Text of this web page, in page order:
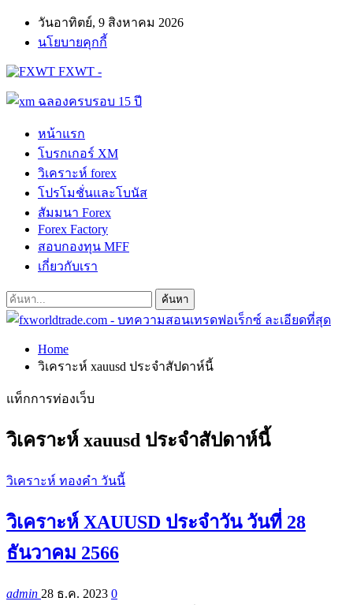
วันอาทิตย์, 9 สิงหาคม 2026
นโยบายคุกกี้
FXWT -
หน้าแรก
โบรกเกอร์ XM
วิเคราะห์ forex
โปรโมชั่นและโบนัส
สัมมนา Forex
Forex Factory
สอบกองทุน MFF
เกี่ยวกับเรา
Home
วิเคราะห์ xauusd ประจำสัปดาห์นี้
แท็กการท่องเว็บ
วิเคราะห์ xauusd ประจำสัปดาห์นี้
วิเคราะห์ ทองคำ วันนี้
วิเคราะห์ XAUUSD ประจำวัน วันที่ 28
ธันวาคม 2566
admin 28 ธ.ค. 2023 0